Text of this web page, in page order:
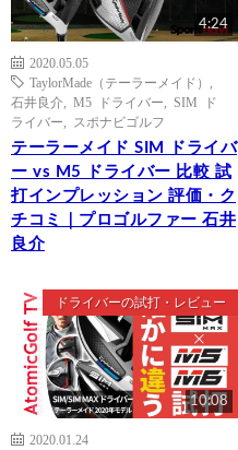
4:24
2020.05.05
TaylorMade（テーラーメイド）
石井良介
M5 ドライバー
SIM ド
ライバー
スポナビゴルフ
テーラーメイド SIM ドライバ
ー vs M5 ドライバー 比較 試
打インプレッション 評価・ク
チコミ｜プロゴルファー 石井
良介
ドライバーの試打・レビュー
10:08
2020.01.24